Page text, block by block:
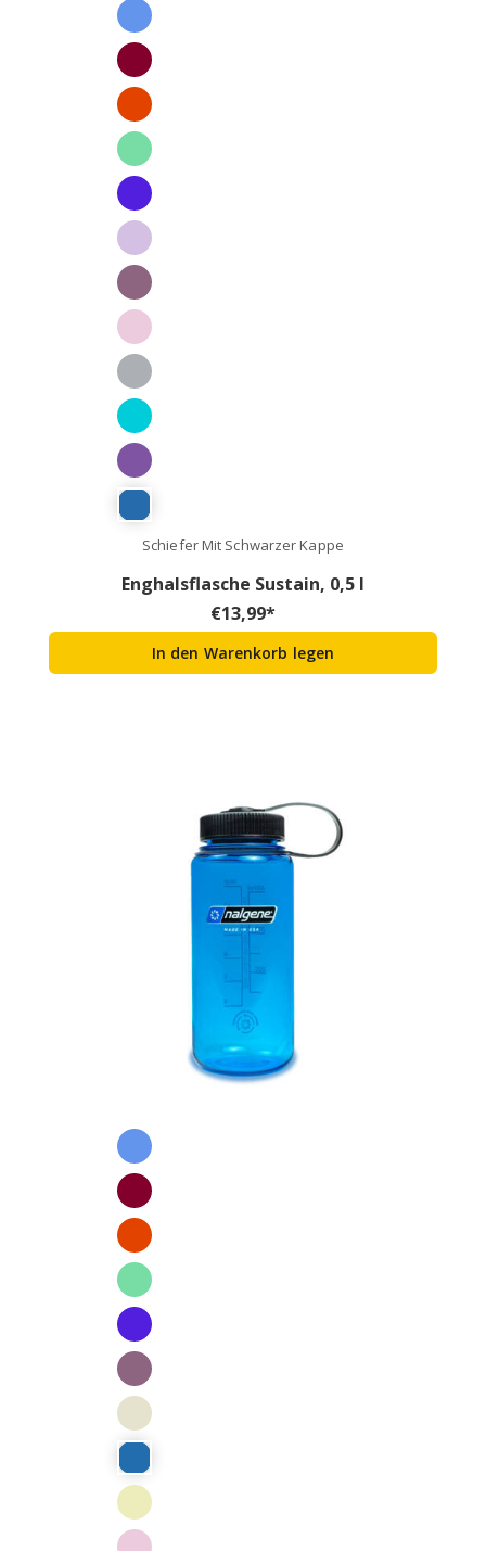
Schiefer Mit Schwarzer Kappe
Enghalsflasche Sustain, 0,5 l
€13,99*
In den Warenkorb legen